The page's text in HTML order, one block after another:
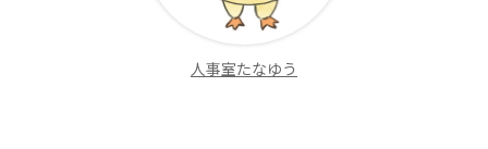
人事室たなゆう